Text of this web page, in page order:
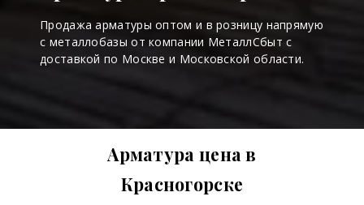
Продажа арматуры оптом и в розницу напрямую
с металлобазы от компании МеталлСбыт с
доставкой по Москве и Московской области.
Арматура цена в
Красногорске